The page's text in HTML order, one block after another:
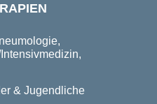
& Jugendliche